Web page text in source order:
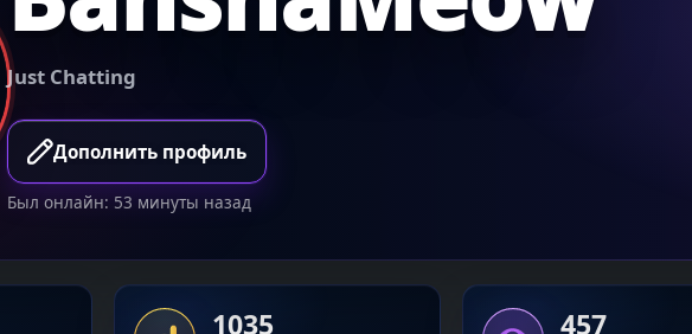
Just Chatting
Дополнить профиль
Был онлайн: 53 минуты назад
1035 457